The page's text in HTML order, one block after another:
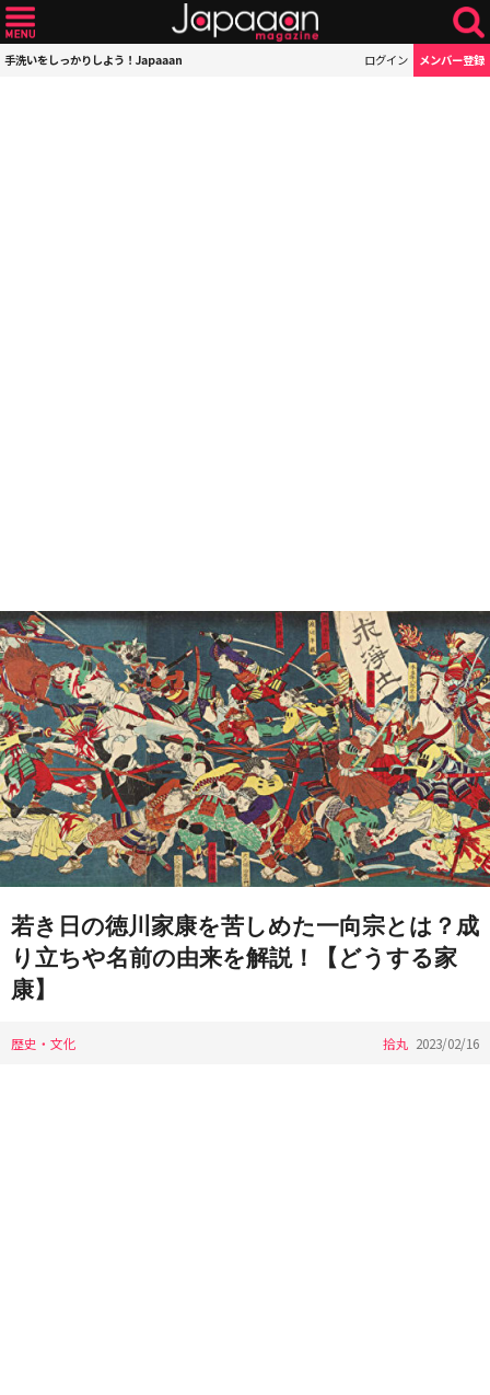
手洗いをしっかりしよう！Japaaan ログイン メンバー登録
若き日の徳川家康を苦しめた一向宗とは？成
り立ちや名前の由来を解説！【どうする家
康】
歴史・文化 拾丸 2023/02/16